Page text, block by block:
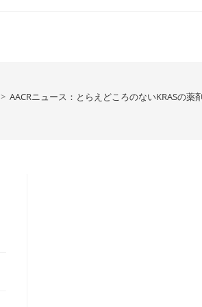
> AACRニュース：とらえどころのないKRASの薬